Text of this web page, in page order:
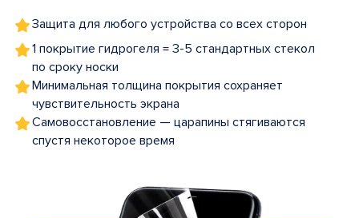
Защита для любого устройства со всех сторон
1 покрытие гидрогеля = 3-5 стандартных стекол
по сроку носки
Минимальная толщина покрытия сохраняет
чувствительность экрана
Самовосстановление — царапины стягиваются
спустя некоторое время